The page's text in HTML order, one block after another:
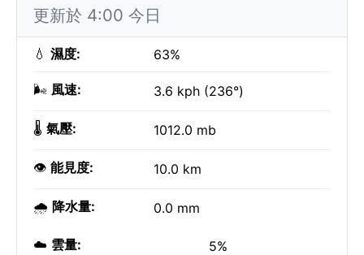
更新於 4:00 今日
💧 濕度: 63%
🌬️ 風速: 3.6 kph (236°)
🌡️ 氣壓: 1012.0 mb
👁️ 能見度: 10.0 km
🌧️ 降水量: 0.0 mm
☁️ 雲量: 5%